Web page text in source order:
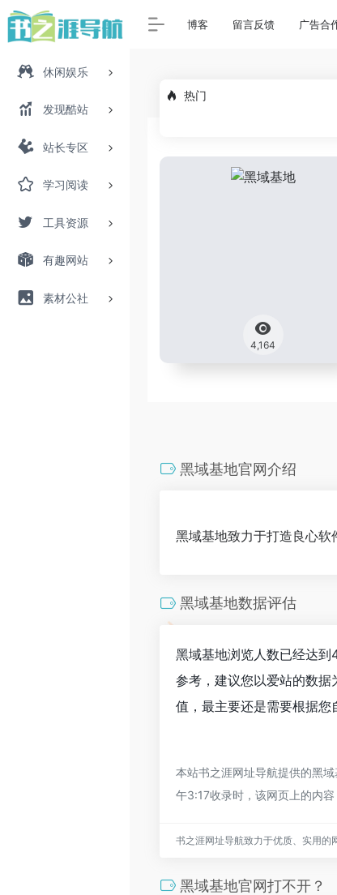
休闲娱乐
发现酷站
站长专区
学习阅读
工具资源
有趣网站
素材公社
博客 留言反馈 广告合
热门
4,164
黑域基地官网介绍
黑域基地致力于打造良心软
黑域基地数据评估
黑域基地浏览人数已经达
参考，建议您以爱站的数
值，最主要还是需要根据您
本站书之涯网址导航提供的黑
午3:17收录时，该网页上的内
书之涯网址导航致力于优质、实用的
黑域基地官网打不开？